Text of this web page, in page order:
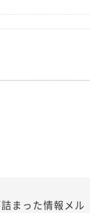
まった情報メル